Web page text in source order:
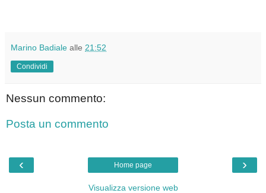
Marino Badiale alle 21:52
Condividi
Nessun commento:
Posta un commento
‹ ›
Home page
Visualizza versione web